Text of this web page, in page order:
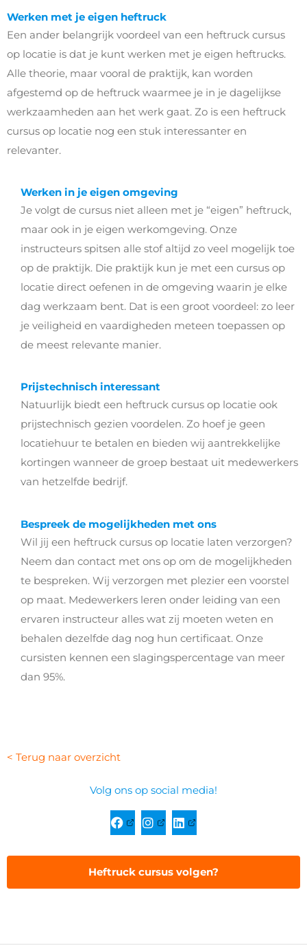
Werken met je eigen heftruck
Een ander belangrijk voordeel van een heftruck cursus
op locatie is dat je kunt werken met je eigen heftrucks.
Alle theorie, maar vooral de praktijk, kan worden
afgestemd op de heftruck waarmee je in je dagelijkse
werkzaamheden aan het werk gaat. Zo is een heftruck
cursus op locatie nog een stuk interessanter en
relevanter.
Werken in je eigen omgeving
Je volgt de cursus niet alleen met je “eigen” heftruck,
maar ook in je eigen werkomgeving. Onze
instructeurs spitsen alle stof altijd zo veel mogelijk toe
op de praktijk. Die praktijk kun je met een cursus op
locatie direct oefenen in de omgeving waarin je elke
dag werkzaam bent. Dat is een groot voordeel: zo leer
je veiligheid en vaardigheden meteen toepassen op
de meest relevante manier.
Prijstechnisch interessant
Natuurlijk biedt een heftruck cursus op locatie ook
prijstechnisch gezien voordelen. Zo hoef je geen
locatiehuur te betalen en bieden wij aantrekkelijke
kortingen wanneer de groep bestaat uit medewerkers
van hetzelfde bedrijf.
Bespreek de mogelijkheden met ons
Wil jij een heftruck cursus op locatie laten verzorgen?
Neem dan contact met ons op om de mogelijkheden
te bespreken. Wij verzorgen met plezier een voorstel
op maat. Medewerkers leren onder leiding van een
ervaren instructeur alles wat zij moeten weten en
behalen dezelfde dag nog hun certificaat. Onze
cursisten kennen een slagingspercentage van meer
dan 95%.
< Terug naar overzicht
Volg ons op social media!
Heftruck cursus volgen?